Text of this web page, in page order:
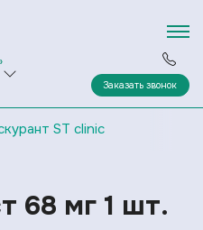
Заказать звонок
ST clinic
68 мг 1 шт.